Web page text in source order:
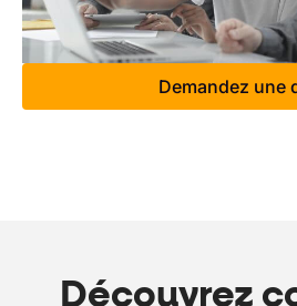
Demandez une
Découvrez